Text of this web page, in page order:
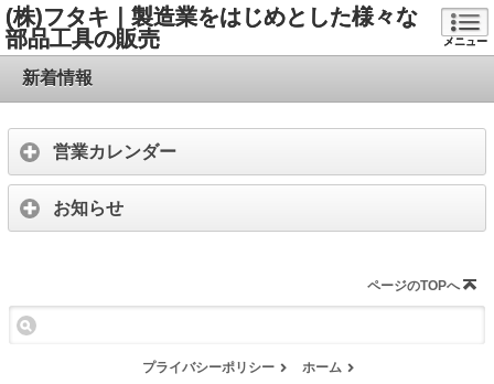
(株)フタキ｜製造業をはじめとした様々な
部品工具の販売
メニュー
新着情報
営業カレンダー
お知らせ
ページのTOPへ
プライバシーポリシー
ホーム